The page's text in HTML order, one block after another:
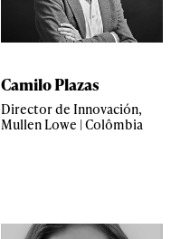
Camilo Plazas
Director de Innovación,
Mullen Lowe | Colômbia